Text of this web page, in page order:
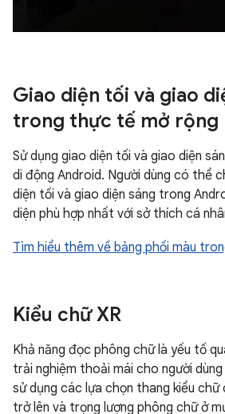
Giao diện tối và giao
trong thực tế mở rộng
Sử dụng giao diện tối và giao diện
di động Android. Người dùng có thể
diện tối và giao diện sáng trong
diện phù hợp nhất với sở thích cá
Tìm hiểu thêm về bảng phối màu
Kiểu chữ XR
Khả năng đọc phông chữ là yếu tố
trải nghiệm thoải mái cho người
sử dụng các lựa chọn thang kiểu
trở lên và trọng lượng phông chữ ở